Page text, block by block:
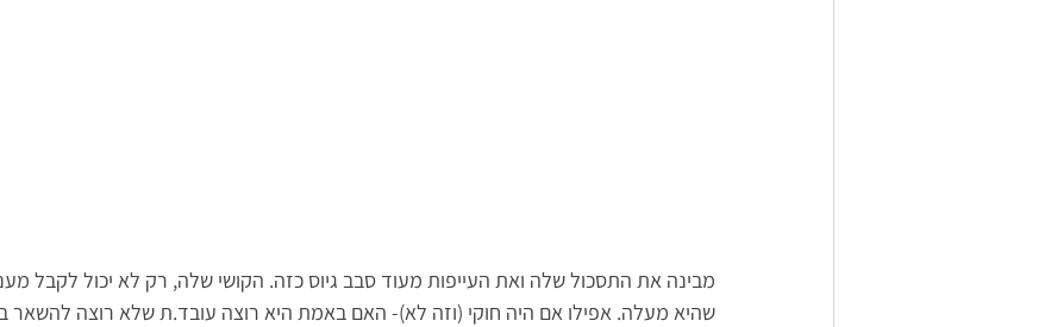
מבינה את התסכול שלה ואת העייפות מעוד סבב גיוס כזה. הקושי שלה, רק לא יכול לקבל
שהיא מעלה. אפילו אם היה חוקי (וזה לא)- האם באמת היא רוצה עובד.ת שלא רוצה להשאר